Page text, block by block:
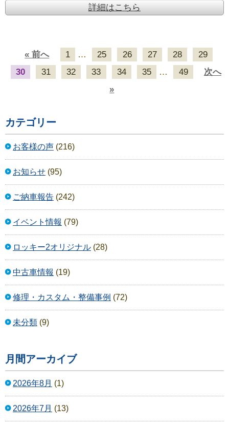
詳細はこちら
« 前へ 1 … 25 26 27 28
29
30
31 32 33 34 35 … 49
次へ
»
カテゴリー
お客様の声 (216)
お知らせ (95)
ご納車報告 (242)
イベント情報 (79)
ロッキー2オリジナル (28)
中古車情報 (19)
修理・カスタム・整備事例 (72)
未分類 (9)
月間アーカイブ
2026年8月 (1)
2026年7月 (13)